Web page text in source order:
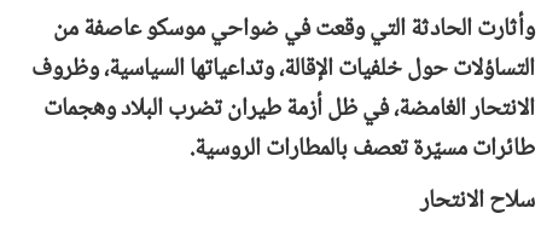
وأثارت الحادثة التي وقعت في ضواحي موسكو عاصفة من
التساؤلات حول خلفيات الإقالة، وتداعياتها السياسية، وظروف
الانتحار الغامضة، في ظل أزمة طيران تضرب البلاد وهجمات
طائرات مسيّرة تعصف بالمطارات الروسية.
سلاح الانتحار